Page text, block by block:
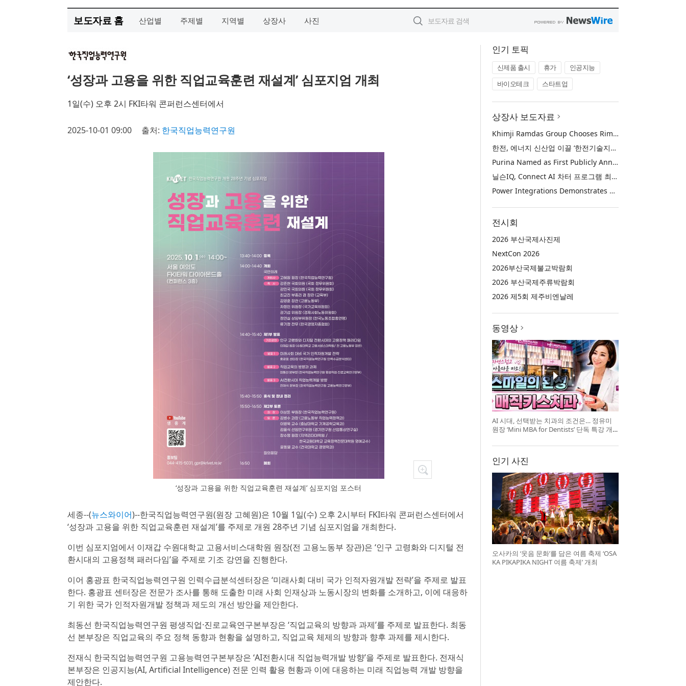
보도자료 홈 산업별 주제별 지역별 상장사 사진
‘성장과 고용을 위한 직업교육훈련 재설계’ 심포지엄 개최
1일(수) 오후 2시 FKI타워 콘퍼런스센터에서
2025-10-01 09:00 출처: 한국직업능력연구원
‘성장과 고용을 위한 직업교육훈련 재설계’ 심포지엄 포스터
세종--(뉴스와이어)--한국직업능력연구원(원장 고혜원)은 10월 1일(수) 오후 2시부터 FKI타워 콘퍼런스센터에서
‘성장과 고용을 위한 직업교육훈련 재설계’를 주제로 개원 28주년 기념 심포지엄을 개최한다.
이번 심포지엄에서 이재갑 수원대학교 고용서비스대학원 원장(전 고용노동부 장관)은 ‘인구 고령화와 디지털 전
환시대의 고용정책 패러다임’을 주제로 기조 강연을 진행한다.
이어 홍광표 한국직업능력연구원 인력수급분석센터장은 ‘미래사회 대비 국가 인적자원개발 전략’을 주제로 발표
한다. 홍광표 센터장은 전문가 조사를 통해 도출한 미래 사회 인재상과 노동시장의 변화를 소개하고, 이에 대응하
기 위한 국가 인적자원개발 정책과 제도의 개선 방안을 제안한다.
최동선 한국직업능력연구원 평생직업·진로교육연구본부장은 ‘직업교육의 방향과 과제’를 주제로 발표한다. 최동
선 본부장은 직업교육의 주요 정책 동향과 현황을 설명하고, 직업교육 체제의 방향과 향후 과제를 제시한다.
전재식 한국직업능력연구원 고용능력연구본부장은 ‘AI전환시대 직업능력개발 방향’을 주제로 발표한다. 전재식
본부장은 인공지능(AI, Artificial Intelligence) 전문 인력 활용 현황과 이에 대응하는 미래 직업능력 개발 방향을
제안한다.
인기 토픽
신제품 출시 휴가
인공지능
바이오테크
스타트업
상장사 보도자료
Khimji Ramdas Group Chooses Rimini Street to Reduce SAP Support Costs, Protect 700+ Customizations and Reinvest Savings in Innovation
한전, 에너지 신산업 이끌 ‘한전기술지주’ 공식 출범
Purina Named as First Publicly Announced NIQ ConnectAI Charter Client
닐슨IQ, Connect AI 차터 프로그램 최초 고객사 ‘퓨리나’ 선정
Power Integrations Demonstrates World’s First 2200 V GaN Technology for Next-Era High-Voltage Power Systems
전시회
2026 부산국제사진제
NextCon 2026
2026부산국제불교박람회
2026 부산국제주류박람회
2026 제5회 제주비엔날레
동영상
AI 시대, 선택받는 치과의 조건은… 정유미
원장 ‘Mini MBA for Dentists’ 단독 특강 개
인기 사진
오사카의 ‘웃음 문화’를 담은 여름 축제 ‘OSA
KA PIKAPIKA NIGHT 여름 축제’ 개최